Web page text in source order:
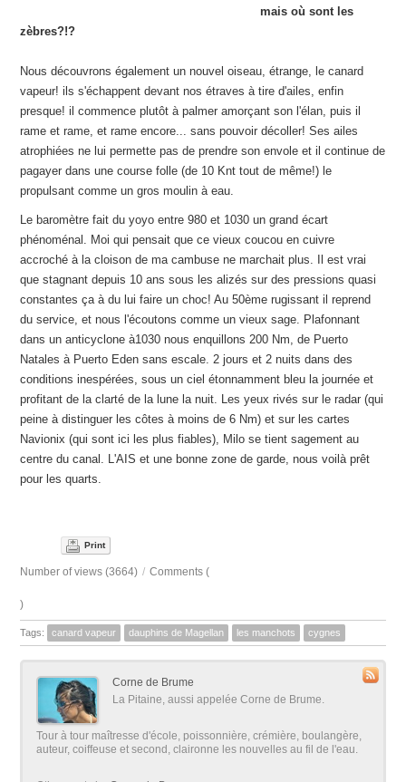
mais où sont les
zèbres?!?
Nous découvrons également un nouvel oiseau, étrange, le canard
vapeur! ils s'échappent devant nos étraves à tire d'ailes, enfin
presque! il commence plutôt à palmer amorçant son l'élan, puis il
rame et rame, et rame encore... sans pouvoir décoller! Ses ailes
atrophiées ne lui permette pas de prendre son envole et il continue de
pagayer dans une course folle (de 10 Knt tout de même!) le
propulsant comme un gros moulin à eau.
Le baromètre fait du yoyo entre 980 et 1030 un grand écart
phénoménal. Moi qui pensait que ce vieux coucou en cuivre
accroché à la cloison de ma cambuse ne marchait plus. Il est vrai
que stagnant depuis 10 ans sous les alizés sur des pressions quasi
constantes ça à du lui faire un choc! Au 50ème rugissant il reprend
du service, et nous l'écoutons comme un vieux sage. Plafonnant
dans un anticyclone à1030 nous enquillons 200 Nm, de Puerto
Natales à Puerto Eden sans escale. 2 jours et 2 nuits dans des
conditions inespérées, sous un ciel étonnamment bleu la journée et
profitant de la clarté de la lune la nuit. Les yeux rivés sur le radar (qui
peine à distinguer les côtes à moins de 6 Nm) et sur les cartes
Navionix (qui sont ici les plus fiables), Milo se tient sagement au
centre du canal. L'AIS et une bonne zone de garde, nous voilà prêt
pour les quarts.
Print
Number of views (3664) / Comments (
)
Tags: canard vapeur dauphins de Magellan les manchots cygnes
Corne de Brume
La Pitaine, aussi appelée Corne de Brume.
Tour à tour maîtresse d'école, poissonnière, crémière, boulangère,
auteur, coiffeuse et second, claironne les nouvelles au fil de l'eau.